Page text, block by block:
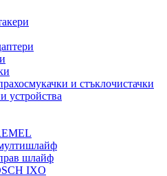
и стъклочистачки
устройства
шлайф
IXO